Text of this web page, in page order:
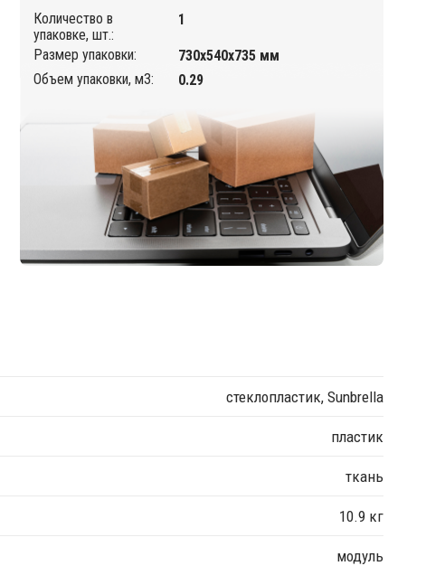
Количество в
упаковке, шт.:
1
Размер упаковки:
730х540х735 мм
Объем упаковки, м3:
0.29
стеклопластик, Sunbrella
пластик
ткань
10.9 кг
модуль